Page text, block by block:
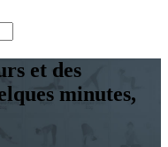
et des
minutes,